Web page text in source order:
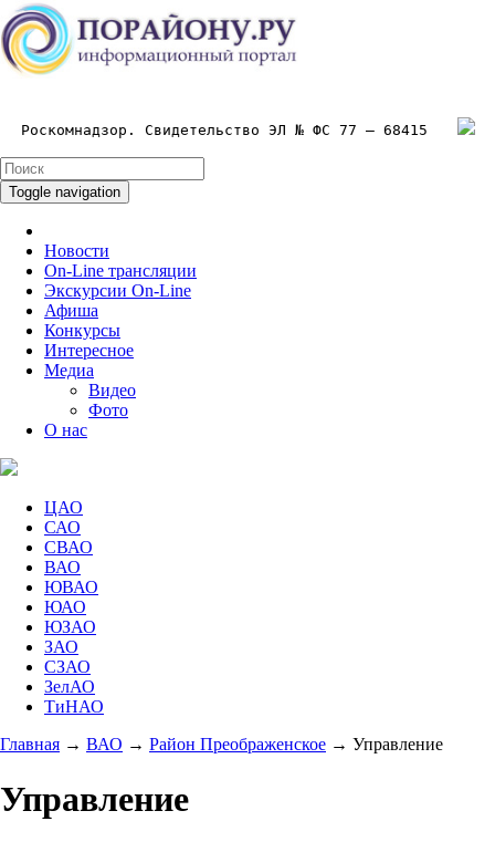
Роскомнадзор. Свидетельство ЭЛ № ФС 77 – 68415
Toggle navigation
Новости
On-Line трансляции
Экскурсии On-Line
Афиша
Конкурсы
Интересное
Медиа
Видео
Фото
О нас
ЦАО
САО
СВАО
ВАО
ЮВАО
ЮАО
ЮЗАО
ЗАО
СЗАО
ЗелАО
ТиНАО
Главная → ВАО → Район Преображенское → Управление
Управление